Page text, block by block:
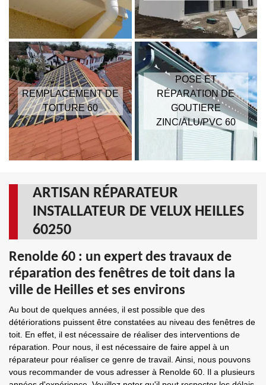
REMPLACEMENT DE
TOITURE 60
POSE ET
RÉPARATION DE
GOUTIERE
ZINC/ALU/PVC 60
ARTISAN RÉPARATEUR
INSTALLATEUR DE VELUX HEILLES
60250
Renolde 60 : un expert des travaux de
réparation des fenêtres de toit dans la
ville de Heilles et ses environs
Au bout de quelques années, il est possible que des
détériorations puissent être constatées au niveau des fenêtres de
toit. En effet, il est nécessaire de réaliser des interventions de
réparation. Pour nous, il est nécessaire de faire appel à un
réparateur pour réaliser ce genre de travail. Ainsi, nous pouvons
vous recommander de vous adresser à Renolde 60. Il a plusieurs